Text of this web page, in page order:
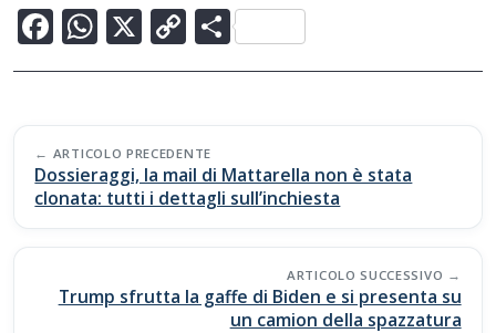
F
ac
b
o
o
k
W
h
s
A
p
p
X C
o
y
Li
n
k
C
o
di
vi
di
Post
navigation
ARTICOLO PRECEDENTE
Dossieraggi, la mail di Mattarella non è stata
clonata: tutti i dettagli sull’inchiesta
ARTICOLO SUCCESSIVO
Trump sfrutta la gaffe di Biden e si presenta su
un camion della spazzatura